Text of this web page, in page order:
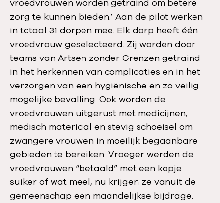
vroedvrouwen worden getraind om betere
zorg te kunnen bieden.’ Aan de pilot werken
in totaal 31 dorpen mee. Elk dorp heeft één
vroedvrouw geselecteerd. Zij worden door
teams van Artsen zonder Grenzen getraind
in het herkennen van complicaties en in het
verzorgen van een hygiënische en zo veilig
mogelijke bevalling. Ook worden de
vroedvrouwen uitgerust met medicijnen,
medisch materiaal en stevig schoeisel om
zwangere vrouwen in moeilijk begaanbare
gebieden te bereiken. Vroeger werden de
vroedvrouwen “betaald” met een kopje
suiker of wat meel, nu krijgen ze vanuit de
gemeenschap een maandelijkse bijdrage.